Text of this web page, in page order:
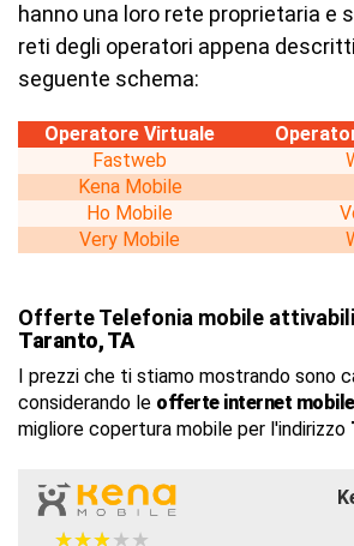
hanno una loro rete proprietaria e
reti degli operatori appena
seguente schema:
Operatore Virtuale
Fastweb
Kena Mobile
Ho Mobile
Very Mobile
Offerte Telefonia mobile
Taranto, TA
I prezzi che ti stiamo mostrando sono
considerando le offerte internet mobile
migliore copertura mobile per l'indirizzo
★★★★★
★★★★★